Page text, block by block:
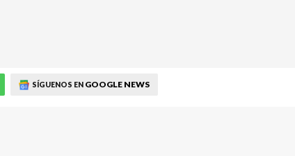
SÍGUENOS EN GOOGLE NEWS